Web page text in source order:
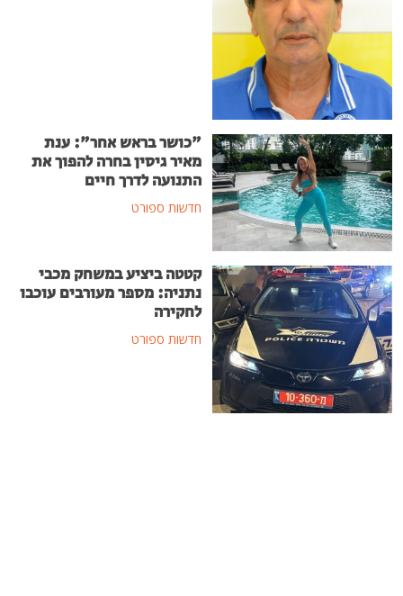
"כושר בראש אחר": ענת
מאיר גיסין בחרה להפוך את
התנועה לדרך חיים
חדשות ספורט
קטטה ביציע במשחק מכבי
נתניה: מספר מעורבים עוכבו
לחקירה
חדשות ספורט